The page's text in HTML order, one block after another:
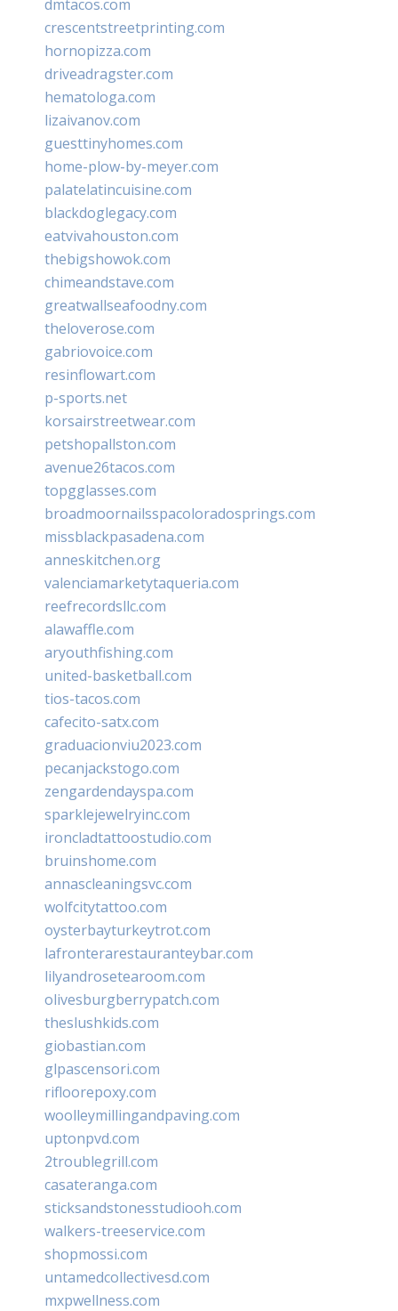
dmtacos.com
crescentstreetprinting.com
hornopizza.com
driveadragster.com
hematologa.com
lizaivanov.com
guesttinyhomes.com
home-plow-by-meyer.com
palatelatincuisine.com
blackdoglegacy.com
eatvivahouston.com
thebigshowok.com
chimeandstave.com
greatwallseafoodny.com
theloverose.com
gabriovoice.com
resinflowart.com
p-sports.net
korsairstreetwear.com
petshopallston.com
avenue26tacos.com
topgglasses.com
broadmoornailsspacoloradosprings.com
missblackpasadena.com
anneskitchen.org
valenciamarketytaqueria.com
reefrecordsllc.com
alawaffle.com
aryouthfishing.com
united-basketball.com
tios-tacos.com
cafecito-satx.com
graduacionviu2023.com
pecanjackstogo.com
zengardendayspa.com
sparklejewelryinc.com
ironcladtattoostudio.com
bruinshome.com
annascleaningsvc.com
wolfcitytattoo.com
oysterbayturkeytrot.com
lafronterarestauranteybar.com
lilyandrosetearoom.com
olivesburgberrypatch.com
theslushkids.com
giobastian.com
glpascensori.com
rifloorepoxy.com
woolleymillingandpaving.com
uptonpvd.com
2troublegrill.com
casateranga.com
sticksandstonesstudiooh.com
walkers-treeservice.com
shopmossi.com
untamedcollectivesd.com
mxpwellness.com